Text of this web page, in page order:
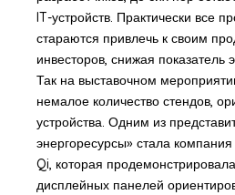
IT-устройств. Практически все
стараются привлечь к своим
инвесторов, снижая показатель
Так на выставочном
немалое количество стендов,
устройства. Одним из
энергоресурсы» стала
Qi, которая
дисплейных панелей